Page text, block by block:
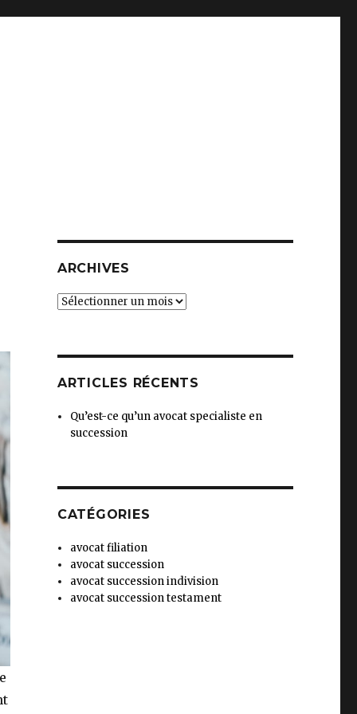
ARCHIVES
Archives
ARTICLES RÉCENTS
Qu’est-ce qu’un avocat specialiste en
succession
CATÉGORIES
avocat filiation
avocat succession
avocat succession indivision
avocat succession testament